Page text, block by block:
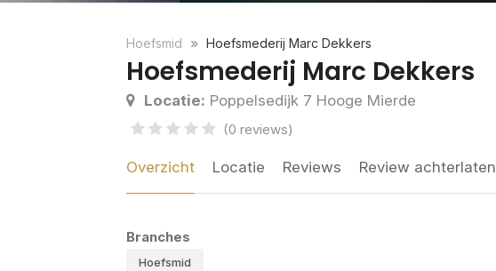
Hoefsmid Hoefsmederij Marc Dekkers
Hoefsmederij Marc Dekkers
Locatie: Poppelsedijk 7 Hooge Mierde
(0 reviews)
Overzicht Locatie Reviews Review achterlaten
Branches
Hoefsmid